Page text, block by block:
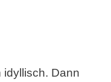
idyllisch. Dann